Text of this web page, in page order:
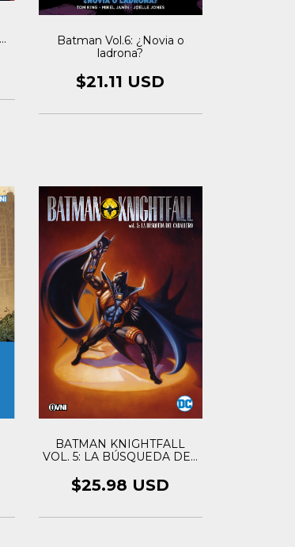
Batman Vol.6: ¿Novia o
ladrona?
$21.11 USD
BATMAN KNIGHTFALL
VOL. 5: LA BÚSQUEDA DEL
$25.98 USD